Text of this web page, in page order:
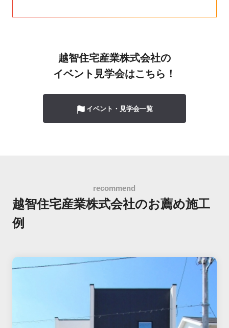
越智住宅産業株式会社の
イベント見学会はこちら！
イベント・見学会一覧
越智住宅産業株式会社のお薦め施工
例